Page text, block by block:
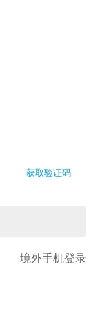
获取验证码
境外手机登录